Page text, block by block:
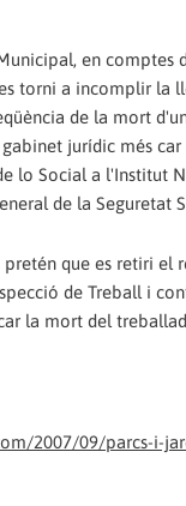
en comptes
torni a incomplir la
de la mort
jurídic més
lo Social a l'Institut
de la
pretén que es retiri
de Treball i
la mort del
2007/09/parcs-i-